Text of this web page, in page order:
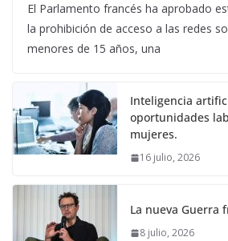
El Parlamento francés ha aprobado
la prohibición de acceso a las redes
menores de 15 años, una
Inteligencia
oportunidades
mujeres.
16 julio, 2026
La nueva Guerra
8 julio, 2026